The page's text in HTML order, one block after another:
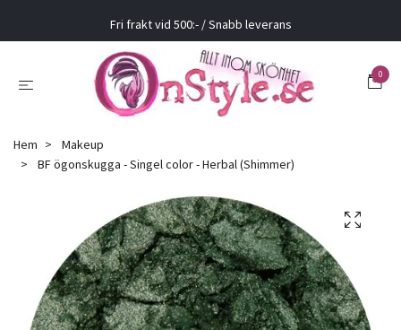
Fri frakt vid 500:- / Snabb leverans
0
Hem
Makeup
BF ögonskugga - Singel color - Herbal (Shimmer)